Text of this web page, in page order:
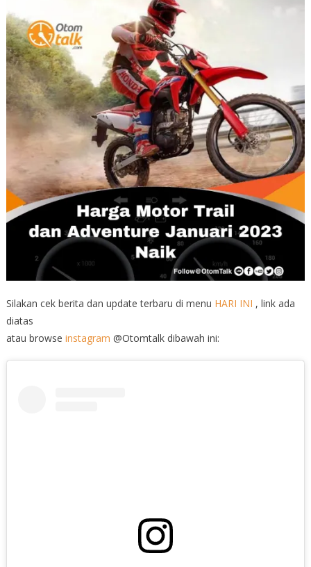
Silakan cek berita dan update terbaru di menu HARI INI , link ada
diatas
atau browse instagram @Otomtalk dibawah ini: